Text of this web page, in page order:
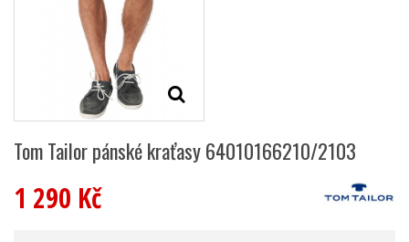
Tom Tailor pánské kraťasy 64010166210/2103
1 290 Kč